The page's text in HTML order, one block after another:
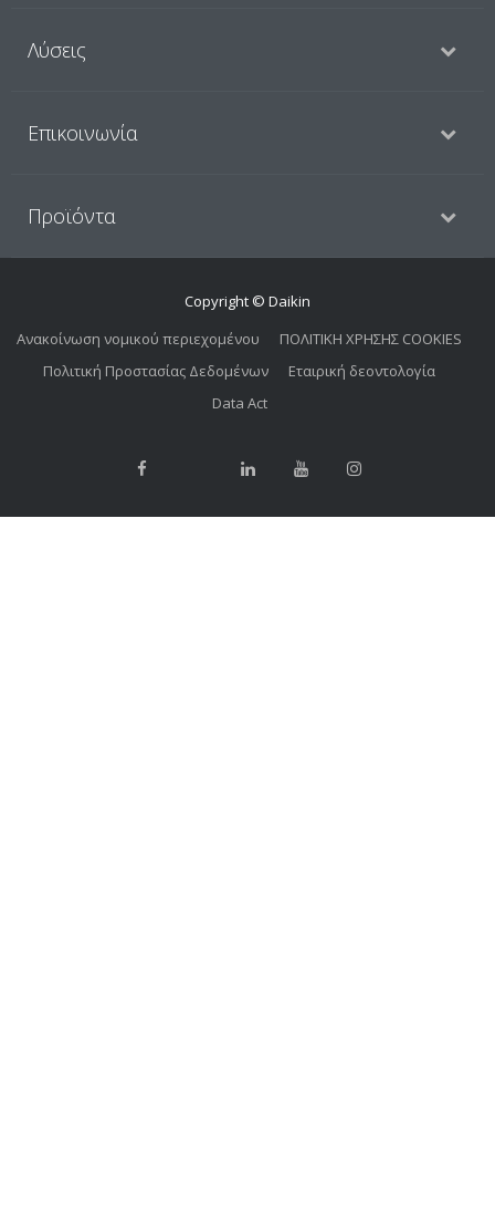
Λύσεις
Επικοινωνία
Προϊόντα
Copyright © Daikin
Ανακοίνωση νομικού περιεχομένου
ΠΟΛΙΤΙΚΗ ΧΡΗΣΗΣ COOKIES
Πολιτική Προστασίας Δεδομένων
Εταιρική δεοντολογία
Data Act